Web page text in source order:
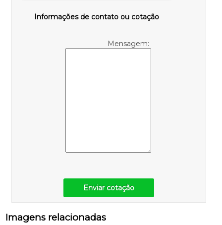
Informações de contato ou cotação
Mensagem:
Enviar cotação
Imagens relacionadas